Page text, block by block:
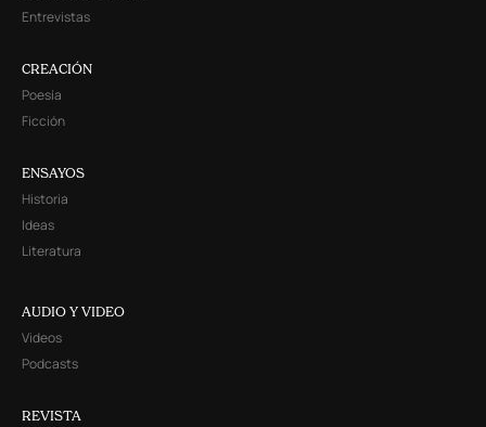
Entrevistas
CREACIÓN
Poesía
Ficción
ENSAYOS
Historia
Ideas
Literatura
AUDIO Y VIDEO
Videos
Podcasts
REVISTA